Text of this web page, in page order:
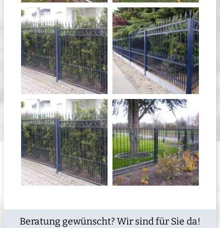
Beratung gewünscht? Wir sind für Sie da!